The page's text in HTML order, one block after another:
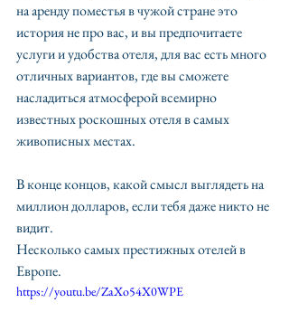
на аренду поместья в чужой стране это
история не про вас, и вы предпочитаете
услуги и удобства отеля, для вас есть много
отличных вариантов, где вы сможете
насладиться атмосферой всемирно
известных роскошных отеля в самых
живописных местах.
В конце концов, какой смысл выглядеть на
миллион долларов, если тебя даже никто не
видит.
Несколько самых престижных отелей в
Европе.
https://youtu.be/ZaXo54X0WPE